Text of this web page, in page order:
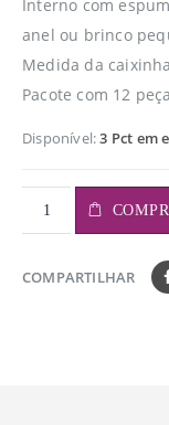
Interno com
anel ou brinco
Medida da
Pacote com 12
Disponível:3 Pct em
COMPARTILHAR